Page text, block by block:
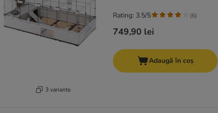
3 variante
749,90 lei
Rating: 3.5/5 (6)
Adaugă în coș